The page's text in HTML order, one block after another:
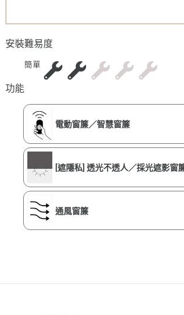
安裝難易度
簡單
功能
電動窗簾／智慧窗簾
[遮隱私] 透光不透人／採光遮影窗
通風窗簾